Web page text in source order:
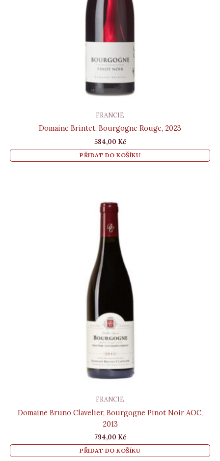
FRANCIE
Domaine Brintet, Bourgogne Rouge, 2023
584,00 Kč
PŘIDAT DO KOŠÍKU
FRANCIE
Domaine Bruno Clavelier, Bourgogne Pinot Noir AOC,
2013
794,00 Kč
PŘIDAT DO KOŠÍKU